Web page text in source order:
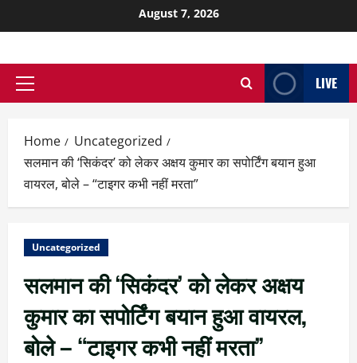
August 7, 2026
LIVE
Home
Uncategorized
सलमान की ‘सिकंदर’ को लेकर अक्षय कुमार का सपोर्टिंग बयान हुआ
वायरल, बोले – “टाइगर कभी नहीं मरता”
Uncategorized
सलमान की ‘सिकंदर’ को लेकर अक्षय
कुमार का सपोर्टिंग बयान हुआ वायरल,
बोले – “टाइगर कभी नहीं मरता”